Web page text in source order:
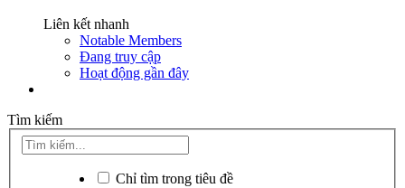
Liên kết nhanh
Notable Members
Đang truy cập
Hoạt động gần đây
Tìm kiếm
Chỉ tìm trong tiêu đề